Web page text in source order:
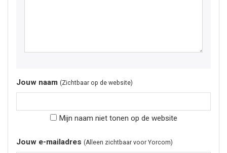
Jouw naam (Zichtbaar op de website)
Mijn naam niet tonen op de website
Jouw e-mailadres (Alleen zichtbaar voor Yorcom)